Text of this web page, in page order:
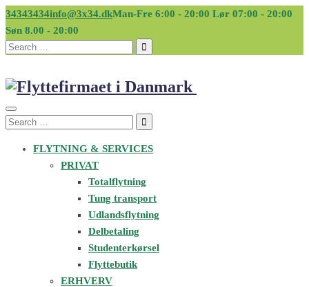
34343434info@3x34.dkMan-Fre 6:00 - 20:00 Lør 07:00 - 20:00
Søn 8.00 - 20:00
Search
Search
FLYTNING & SERVICES
PRIVAT
Totalflytning
Tung transport
Udlandsflytning
Delbetaling
Studenterkørsel
Flyttebutik
ERHVERV